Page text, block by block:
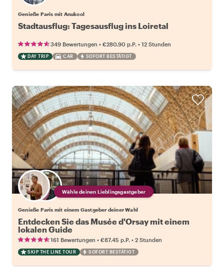
Genieße Paris mit Anukool
Stadtausflug: Tagesausflug ins Loiretal
349 Bewertungen • €280.90 p.P. • 12 Stunden
DAY TRIP CAR SOFORT BESTÄTIGT
Wähle deinen Lieblingsgastgeber
Genieße Paris mit einem Gastgeber deiner Wahl
Entdecken Sie das Musée d'Orsay mit einem
lokalen Guide
161 Bewertungen • €87.45 p.P. • 2 Stunden
SKIP THE LINE TOUR SOFORT BESTÄTIGT